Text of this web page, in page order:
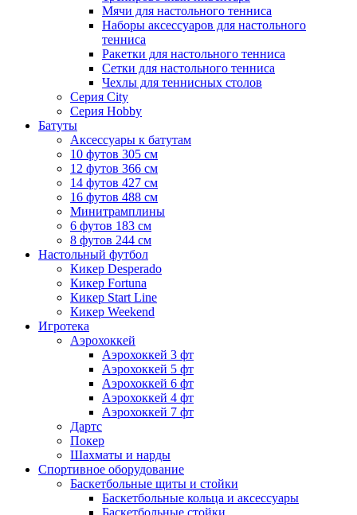
Мячи для настольного тенниса
Наборы аксессуаров для настольного
тенниса
Ракетки для настольного тенниса
Сетки для настольного тенниса
Чехлы для теннисных столов
Серия City
Серия Hobby
Батуты
Аксессуары к батутам
10 футов 305 см
12 футов 366 см
14 футов 427 см
16 футов 488 см
Минитрамплины
6 футов 183 см
8 футов 244 см
Настольный футбол
Кикер Desperado
Кикер Fortuna
Кикер Start Line
Кикер Weekend
Игротека
Аэрохоккей
Аэрохоккей 3 фт
Аэрохоккей 5 фт
Аэрохоккей 6 фт
Аэрохоккей 4 фт
Аэрохоккей 7 фт
Дартс
Покер
Шахматы и нарды
Спортивное оборудование
Баскетбольные щиты и стойки
Баскетбольные кольца и аксессуары